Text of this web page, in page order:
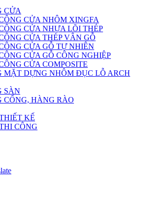
CỬA
CỬA NHÔM XINGFA
CỬA NHỰA LÕI THÉP
CỬA THÉP VÂN GỖ
CỬA GỖ TỰ NHIÊN
CỬA GỖ CÔNG NGHIỆP
CỬA COMPOSITE
MẶT DỰNG NHÔM ĐỤC LỖ ARCH
SÀN
CỔNG, HÀNG RÀO
KẾ
CÔNG